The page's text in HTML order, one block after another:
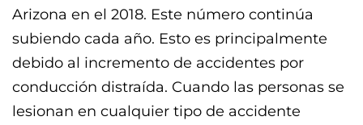
Arizona en el 2018. Este número continúa
subiendo cada año. Esto es principalmente
debido al incremento de accidentes por
conducción distraída. Cuando las personas se
lesionan en cualquier tipo de accidente